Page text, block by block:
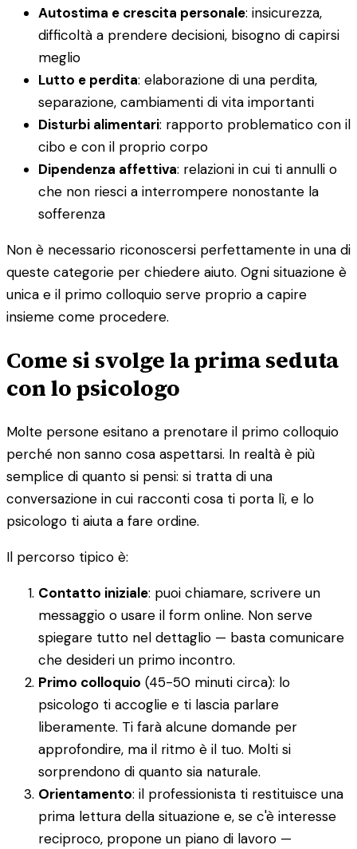
Autostima e crescita personale: insicurezza,
difficoltà a prendere decisioni, bisogno di capirsi
meglio
Lutto e perdita: elaborazione di una perdita,
separazione, cambiamenti di vita importanti
Disturbi alimentari: rapporto problematico con il
cibo e con il proprio corpo
Dipendenza affettiva: relazioni in cui ti annulli o
che non riesci a interrompere nonostante la
sofferenza
Non è necessario riconoscersi perfettamente in una di
queste categorie per chiedere aiuto. Ogni situazione è
unica e il primo colloquio serve proprio a capire
insieme come procedere.
Come si svolge la prima seduta
con lo psicologo
Molte persone esitano a prenotare il primo colloquio
perché non sanno cosa aspettarsi. In realtà è più
semplice di quanto si pensi: si tratta di una
conversazione in cui racconti cosa ti porta lì, e lo
psicologo ti aiuta a fare ordine.
Il percorso tipico è:
Contatto iniziale: puoi chiamare, scrivere un
messaggio o usare il form online. Non serve
spiegare tutto nel dettaglio — basta comunicare
che desideri un primo incontro.
Primo colloquio (45-50 minuti circa): lo
psicologo ti accoglie e ti lascia parlare
liberamente. Ti farà alcune domande per
approfondire, ma il ritmo è il tuo. Molti si
sorprendono di quanto sia naturale.
Orientamento: il professionista ti restituisce una
prima lettura della situazione e, se c'è interesse
reciproco, propone un piano di lavoro —